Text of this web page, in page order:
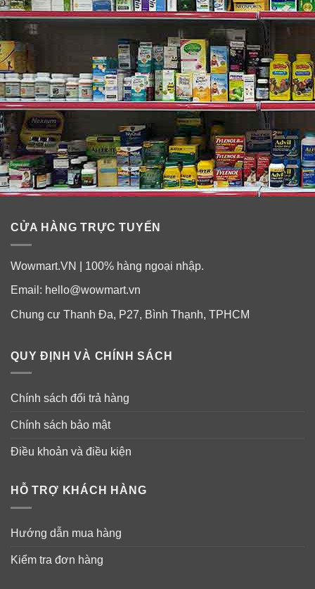
Ưu điểm:
✓ Từ thành phần chất lượng: Từ năm 1912 cho đến
ngày nay, Brown & Haley vui mừng thông báo rằng các
nhà sản xuất bánh kẹo ROCA Master của họ là họ vẫn
đang sử dụng những nguyên liệu tốt để tạo ra ROCA
Buttercrunch.
✓Đóng gói riêng từng viên: Kẹo chất lượng tuyệt vời
và ngon tuyệt được gói riêng để bạn dễ bảo quản, lấy ra
bữa sáng, bữa ăn nhẹ buổi sáng hoặc buổi chiều, món
tráng miệng bữa trưa hoặc bữa tối.
Tuyệt vời cho sự chia sẻ
ROCA là tuyệt vời để tặng quà hoặc tiệc tùng vào các
ngày lễ, Tết.
CỬA HÀNG TRỰC TUYẾN
Wowmart.VN | 100% hàng ngoại nhập.
Email: hello@wowmart.vn
Chung cư Thanh Đa, P27, Bình Thạnh, TPHCM
QUY ĐỊNH VÀ CHÍNH SÁCH
Chính sách đổi trả hàng
Chính sách bảo mật
Điều khoản và điều kiện
HỖ TRỢ KHÁCH HÀNG
Hướng dẫn mua hàng
Kiểm tra đơn hàng